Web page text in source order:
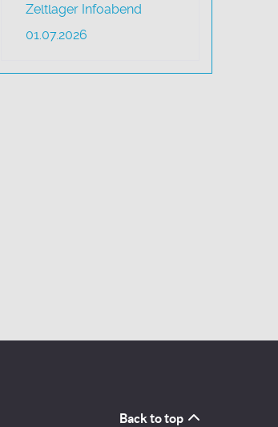
Zeltlager Infoabend
01.07.2026
Back to top